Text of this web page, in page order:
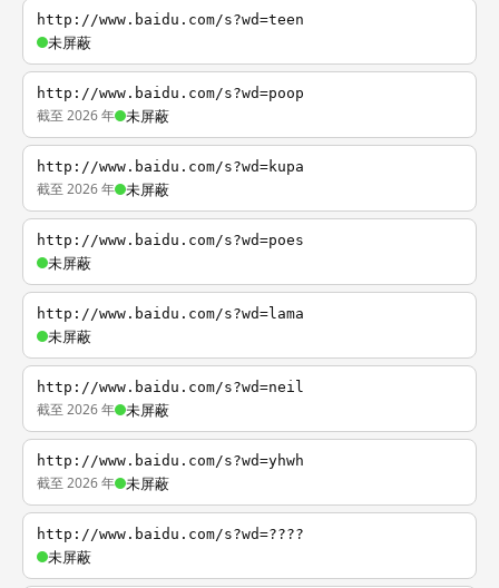
http://www.baidu.com/s?wd=teen
未屏蔽
http://www.baidu.com/s?wd=poop
截至 2026 年 未屏蔽
http://www.baidu.com/s?wd=kupa
截至 2026 年 未屏蔽
http://www.baidu.com/s?wd=poes
未屏蔽
http://www.baidu.com/s?wd=lama
未屏蔽
http://www.baidu.com/s?wd=neil
截至 2026 年 未屏蔽
http://www.baidu.com/s?wd=yhwh
截至 2026 年 未屏蔽
http://www.baidu.com/s?wd=????
未屏蔽